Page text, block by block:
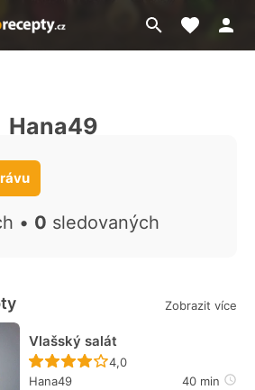
Přejít
na
Moje
Hana49
• 0 sledovaných
Zobrazit více
Vlašský salát
Recept ještě nebyl
4,0
Hana49
40 min